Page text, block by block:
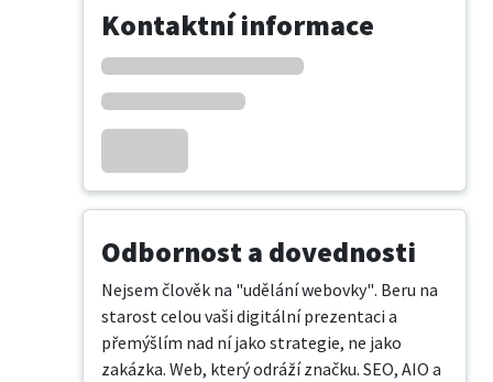
Kontaktní informace
Odbornost a dovednosti
Nejsem člověk na "udělání webovky". Beru na
starost celou vaši digitální prezentaci a
přemýšlím nad ní jako strategie, ne jako
zakázka. Web, který odráží značku. SEO, AIO a